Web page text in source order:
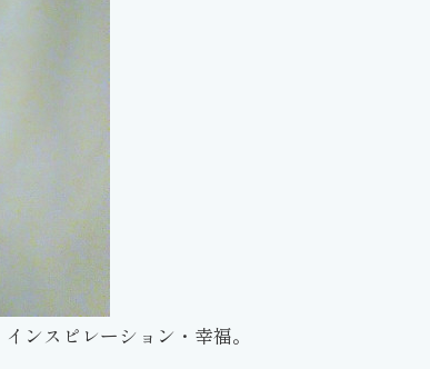
ンスピレーション・幸福。